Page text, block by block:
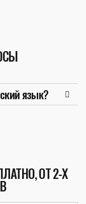
язык?
ОТ 2-Х